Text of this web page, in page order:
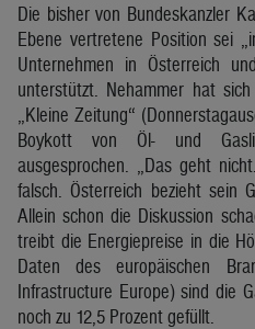
Die bisher von Bundeskanzler
Ebene vertretene Position sei
Unternehmen in Österreich
unterstützt. Nehammer hat
„Kleine Zeitung“
Boykott von Öl- und
ausgesprochen. „Das geht
falsch. Österreich bezieht sein
Allein schon die Diskussion
treibt die Energiepreise in die
Daten des europäischen
Infrastructure Europe) sind die
noch zu 12,5 Prozent gefüllt.